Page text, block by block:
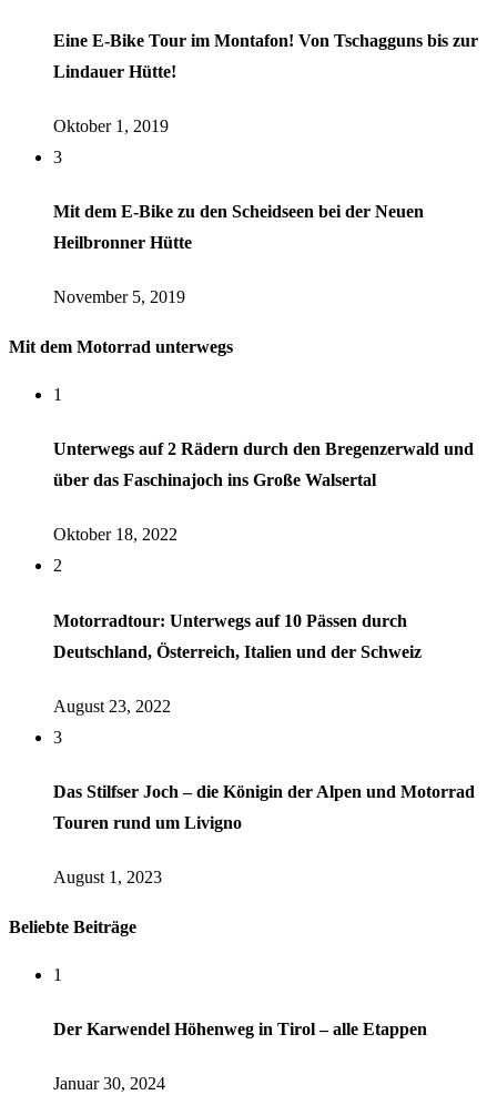
Eine E-Bike Tour im Montafon! Von Tschagguns bis zur
Lindauer Hütte!
Oktober 1, 2019
3
Mit dem E-Bike zu den Scheidseen bei der Neuen
Heilbronner Hütte
November 5, 2019
Mit dem Motorrad unterwegs
1
Unterwegs auf 2 Rädern durch den Bregenzerwald und
über das Faschinajoch ins Große Walsertal
Oktober 18, 2022
2
Motorradtour: Unterwegs auf 10 Pässen durch
Deutschland, Österreich, Italien und der Schweiz
August 23, 2022
3
Das Stilfser Joch – die Königin der Alpen und Motorrad
Touren rund um Livigno
August 1, 2023
Beliebte Beiträge
1
Der Karwendel Höhenweg in Tirol – alle Etappen
Januar 30, 2024